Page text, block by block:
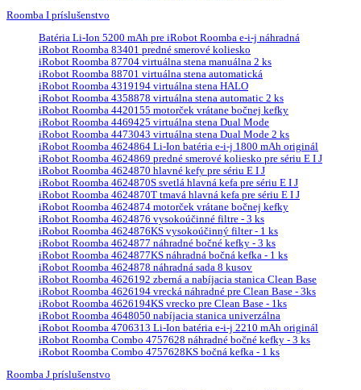
Roomba I príslušenstvo
Batéria Li-Ion 5200 mAh pre iRobot Roomba e-i-j náhradná
iRobot Roomba 83401 predné smerové koliesko
iRobot Roomba 87704 virtuálna stena manuálna 2 ks
iRobot Roomba 88701 virtuálna stena automatická
iRobot Roomba 4319194 virtuálna stena HALO
iRobot Roomba 4358878 virtuálna stena automatic 2 ks
iRobot Roomba 4420155 motorček vrátane bočnej kefky
iRobot Roomba 4469425 virtuálna stena Dual Mode
iRobot Roomba 4473043 virtuálna stena Dual Mode 2 ks
iRobot Roomba 4624864 Li-Ion batéria e-i-j 1800 mAh originál
iRobot Roomba 4624869 predné smerové koliesko pre sériu E I J
iRobot Roomba 4624870 hlavné kefy pre sériu E I J
iRobot Roomba 4624870S svetlá hlavná kefa pre sériu E I J
iRobot Roomba 4624870T tmavá hlavná kefa pre sériu E I J
iRobot Roomba 4624874 motorček vrátane bočnej kefky
iRobot Roomba 4624876 vysokoúčinné filtre - 3 ks
iRobot Roomba 4624876KS vysokoúčinný filter - 1 ks
iRobot Roomba 4624877 náhradné bočné kefky - 3 ks
iRobot Roomba 4624877KS náhradná bočná kefka - 1 ks
iRobot Roomba 4624878 náhradná sada 8 kusov
iRobot Roomba 4626192 zberná a nabíjacia stanica Clean Base
iRobot Roomba 4626194 vrecká náhradné pre Clean Base - 3ks
iRobot Roomba 4626194KS vrecko pre Clean Base - 1ks
iRobot Roomba 4648050 nabíjacia stanica univerzálna
iRobot Roomba 4706313 Li-Ion batéria e-i-j 2210 mAh originál
iRobot Roomba Combo 4757628 náhradné bočné kefky - 3 ks
iRobot Roomba Combo 4757628KS bočná kefka - 1 ks
Roomba J príslušenstvo